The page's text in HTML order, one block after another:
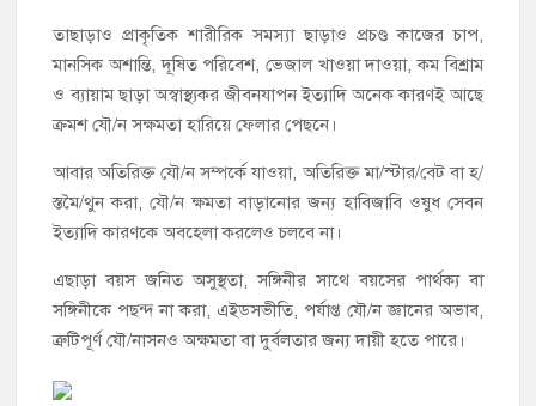
তাছাড়াও প্রাকৃতিক শারীরিক সমস্যা ছাড়াও প্রচণ্ড কাজের চাপ,
মানসিক অশান্তি, দূষিত পরিবেশ, ভেজাল খাওয়া দাওয়া, কম বিশ্রাম
ও ব্যায়াম ছাড়া অস্বাস্থ্যকর জীবনযাপন ইত্যাদি অনেক কারণই আছে
ক্রমশ যৌ/ন সক্ষমতা হারিয়ে ফেলার পেছনে।
আবার অতিরিক্ত যৌ/ন সম্পর্কে যাওয়া, অতিরিক্ত মা/স্টার/বেট বা হ/
স্তমৈ/থুন করা, যৌ/ন ক্ষমতা বাড়ানোর জন্য হাবিজাবি ওষুধ সেবন
ইত্যাদি কারণকে অবহেলা করলেও চলবে না।
এছাড়া বয়স জনিত অসুস্থতা, সঙ্গিনীর সাথে বয়সের পার্থক্য বা
সঙ্গিনীকে পছন্দ না করা, এইডসভীতি, পর্যাপ্ত যৌ/ন জ্ঞানের অভাব,
ত্রুটিপূর্ণ যৌ/নাসনও অক্ষমতা বা দুর্বলতার জন্য দায়ী হতে পারে।